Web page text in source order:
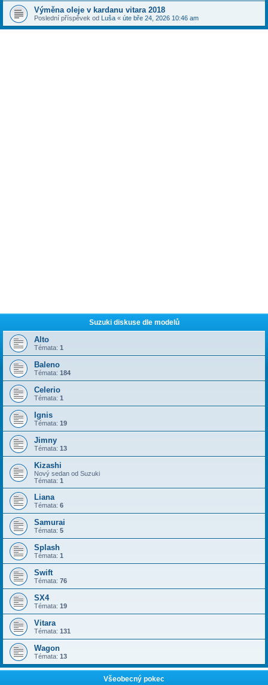
Výměna oleje v kardanu vitara 2018
Poslední příspěvek od Luša « úte bře 24, 2026 10:46 am
Suzuki diskuse dle modelů
Alto
Témata: 1
Baleno
Témata: 184
Celerio
Témata: 1
Ignis
Témata: 19
Jimny
Témata: 13
Kizashi
Nový sedan od Suzuki
Témata: 1
Liana
Témata: 6
Samurai
Témata: 5
Splash
Témata: 1
Swift
Témata: 76
SX4
Témata: 19
Vitara
Témata: 131
Wagon
Témata: 13
Všeobecný pokec